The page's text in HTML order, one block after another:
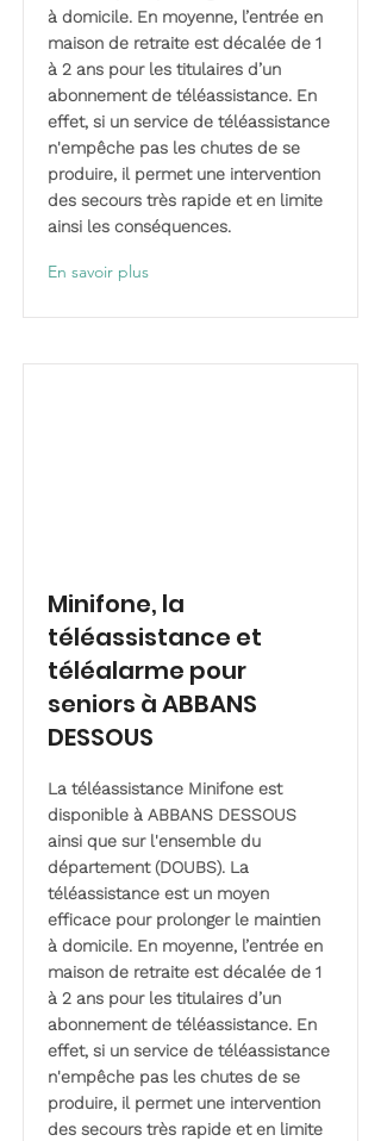
à domicile. En moyenne, l’entrée en
maison de retraite est décalée de 1
à 2 ans pour les titulaires d’un
abonnement de téléassistance. En
effet, si un service de téléassistance
n'empêche pas les chutes de se
produire, il permet une intervention
des secours très rapide et en limite
ainsi les conséquences.
En savoir plus
Minifone, la
téléassistance et
téléalarme pour
seniors à ABBANS
DESSOUS
La téléassistance Minifone est
disponible à ABBANS DESSOUS
ainsi que sur l'ensemble du
département (DOUBS). La
téléassistance est un moyen
efficace pour prolonger le maintien
à domicile. En moyenne, l’entrée en
maison de retraite est décalée de 1
à 2 ans pour les titulaires d’un
abonnement de téléassistance. En
effet, si un service de téléassistance
n'empêche pas les chutes de se
produire, il permet une intervention
des secours très rapide et en limite